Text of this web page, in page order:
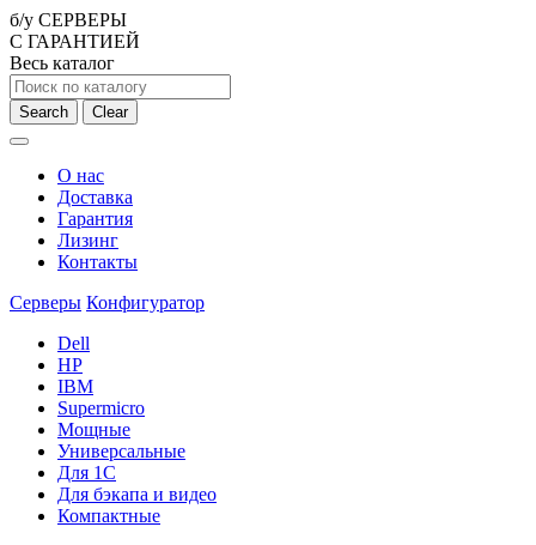
б/у СЕРВЕРЫ
С ГАРАНТИЕЙ
Весь каталог
Search Clear
О нас
Доставка
Гарантия
Лизинг
Контакты
Серверы Конфигуратор
Dell
HP
IBM
Supermicro
Мощные
Универсальные
Для 1С
Для бэкапа и видео
Компактные